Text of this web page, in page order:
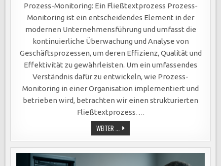
Prozess-Monitoring: Ein Fließtextprozess Prozess-
Monitoring ist ein entscheidendes Element in der
modernen Unternehmensführung und umfasst die
kontinuierliche Überwachung und Analyse von
Geschäftsprozessen, um deren Effizienz, Qualität und
Effektivität zu gewährleisten. Um ein umfassendes
Verständnis dafür zu entwickeln, wie Prozess-
Monitoring in einer Organisation implementiert und
betrieben wird, betrachten wir einen strukturierten
Fließtextprozess….
WEITER ... EFFIZIENTES
PROZESS-
MONITORING:
SCHLÜSSEL
ZUR